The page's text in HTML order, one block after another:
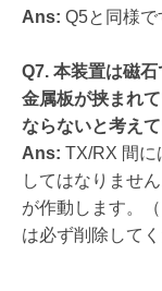
Ans: Q5と同様で
Q7. 本装置は磁
金属板が挟まれ
ならないと考えて
Ans: TX/RX 間に
してはなりませ
が作動します。
は必ず削除してく